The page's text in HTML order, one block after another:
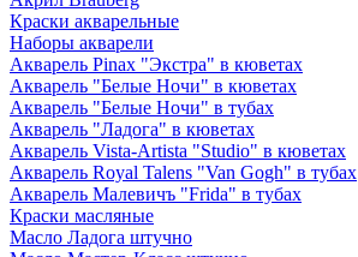
Краски акварельные
Наборы акварели
Акварель Pinax "Экстра" в кюветах
Акварель "Белые Ночи" в кюветах
Акварель "Белые Ночи" в тубах
Акварель "Ладога" в кюветах
Акварель Vista-Artista "Studio" в кюветах
Акварель Royal Talens "Van Gogh" в тубах
Акварель Малевичъ "Frida" в тубах
Краски масляные
Масло Ладога штучно